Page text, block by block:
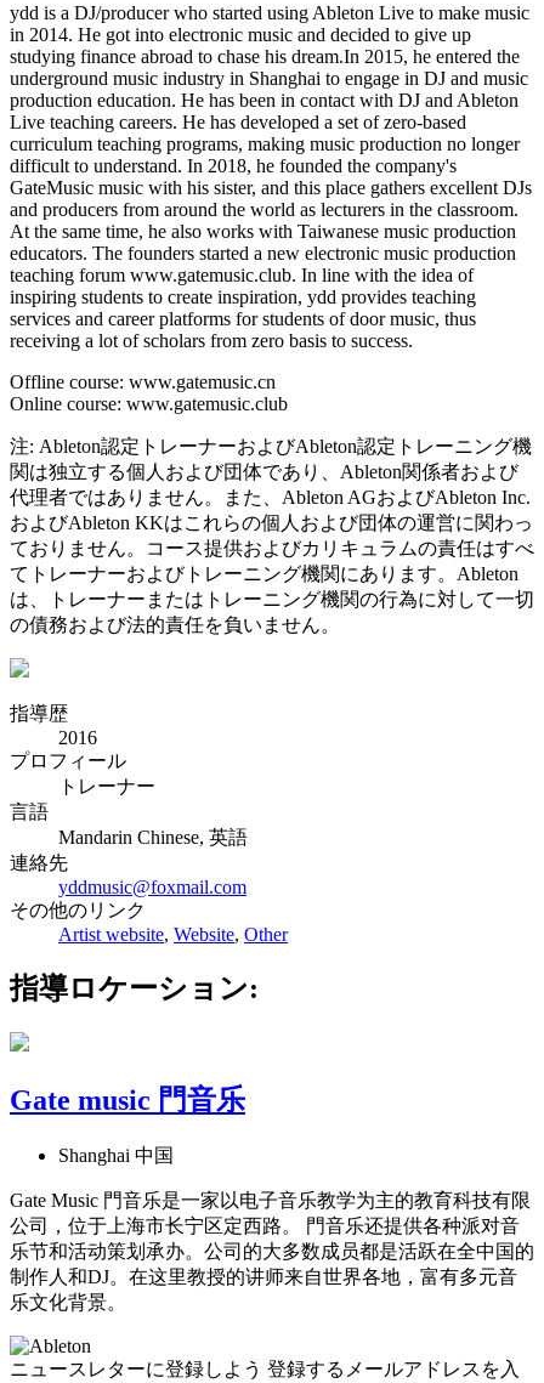
ydd is a DJ/producer who started using Ableton Live to make music
in 2014. He got into electronic music and decided to give up
studying finance abroad to chase his dream.In 2015, he entered the
underground music industry in Shanghai to engage in DJ and music
production education. He has been in contact with DJ and Ableton
Live teaching careers. He has developed a set of zero-based
curriculum teaching programs, making music production no longer
difficult to understand. In 2018, he founded the company's
GateMusic music with his sister, and this place gathers excellent DJs
and producers from around the world as lecturers in the classroom.
At the same time, he also works with Taiwanese music production
educators. The founders started a new electronic music production
teaching forum www.gatemusic.club. In line with the idea of ​​
inspiring students to create inspiration, ydd provides teaching
services and career platforms for students of door music, thus
receiving a lot of scholars from zero basis to success.
Offline course: www.gatemusic.cn
Online course: www.gatemusic.club
注: Ableton認定トレーナーおよびAbleton認定トレーニング機
関は独立する個人および団体であり、Ableton関係者および
代理者ではありません。また、Ableton AGおよびAbleton Inc.
およびAbleton KKはこれらの個人および団体の運営に関わっ
ておりません。コース提供およびカリキュラムの責任はすべ
てトレーナーおよびトレーニング機関にあります。Ableton
は、トレーナーまたはトレーニング機関の行為に対して一切
の債務および法的責任を負いません。
指導歴
2016
プロフィール
トレーナー
言語
Mandarin Chinese, 英語
連絡先
yddmusic@foxmail.com
その他のリンク
Artist website, Website, Other
指導ロケーション:
Gate music 門音乐
Shanghai 中国
Gate Music 門音乐是一家以电子音乐教学为主的教育科技有限
公司，位于上海市长宁区定西路。 門音乐还提供各种派对音
乐节和活动策划承办。公司的大多数成员都是活跃在全中国的
制作人和DJ。在这里教授的讲师来自世界各地，富有多元音
乐文化背景。
ニュースレターに登録しよう 登録するメールアドレスを入